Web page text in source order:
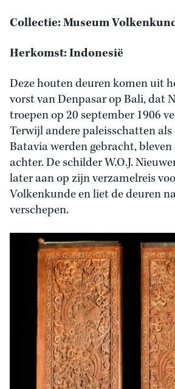
Collectie: Museum
Herkomst: Indonesië
Deze houten deuren komen uit
vorst van Denpasar op Bali, dat
troepen op 20 september 1906
Terwijl andere paleisschatten
Batavia werden gebracht,
achter. De schilder W.O.J.
later aan op zijn verzamelreis
Volkenkunde en liet de deuren
verschepen.